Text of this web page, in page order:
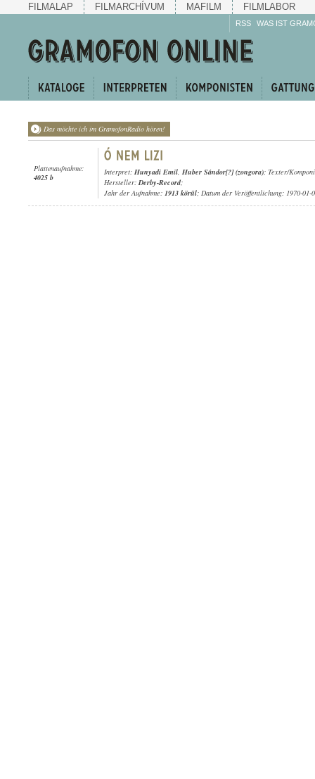
FILMALAP FILMARCHÍVUM MAFILM FILMLABOR
RSS WAS IST
Das möchte ich im GramofonRadio hören!
Plattenaufnahme:
4025 b
Interpret: Hunyadi Emil, Huber Sándor[?] (zongora); Texter/
Hersteller:Derby-Record;
Jahr der Aufnahme: 1913 körül; Datum der Veröffentlichung: 1970-01-